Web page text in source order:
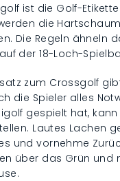
ist die Golf-
die
Die Regeln ähneln
der 18-Loch-
zum Crossgolf
die Spieler alles
gespielt hat,
Lautes Lachen
und vornehme
über das Grün